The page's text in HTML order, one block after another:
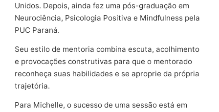
Unidos. Depois, ainda fez uma pós-graduação em
Neurociência, Psicologia Positiva e Mindfulness pela
PUC Paraná.
Seu estilo de mentoria combina escuta, acolhimento
e provocações construtivas para que o mentorado
reconheça suas habilidades e se aproprie da própria
trajetória.
Para Michelle, o sucesso de uma sessão está em